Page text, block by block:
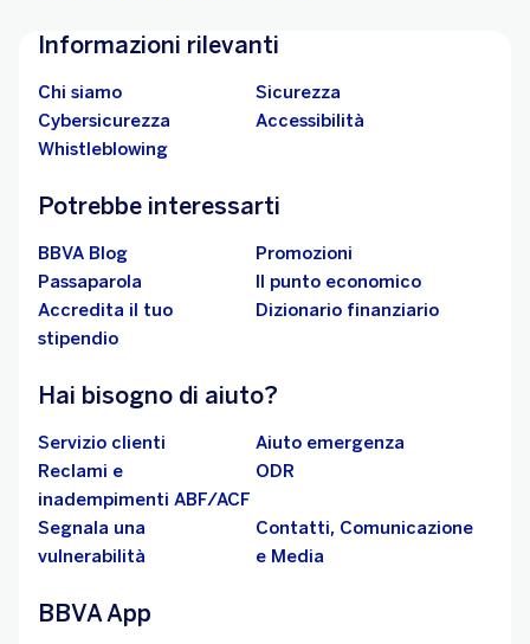
Informazioni rilevanti
Chi siamo
Sicurezza
Cybersicurezza
Accessibilità
Whistleblowing
Potrebbe interessarti
BBVA Blog
Promozioni
Passaparola
Il punto economico
Accredita il tuo
stipendio
Dizionario finanziario
Hai bisogno di aiuto?
Servizio clienti
Aiuto emergenza
Reclami e
inadempimenti ABF/ACF
ODR
Segnala una
vulnerabilità
Contatti, Comunicazione
e Media
BBVA App